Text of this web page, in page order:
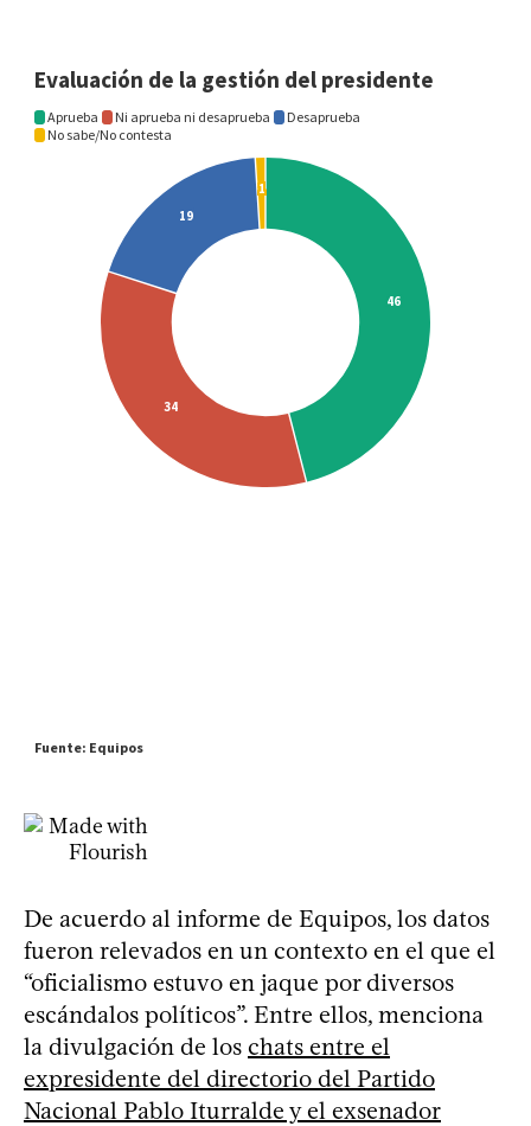
De acuerdo al informe de Equipos, los datos
fueron relevados en un contexto en el que el
“oficialismo estuvo en jaque por diversos
escándalos políticos”. Entre ellos, menciona
la divulgación de los chats entre el
expresidente del directorio del Partido
Nacional Pablo Iturralde y el exsenador